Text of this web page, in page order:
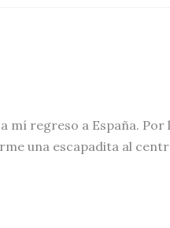
mí regreso a España.
una escapadita al